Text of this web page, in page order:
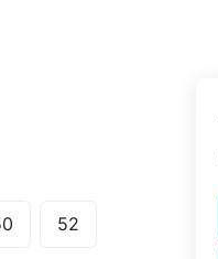
52